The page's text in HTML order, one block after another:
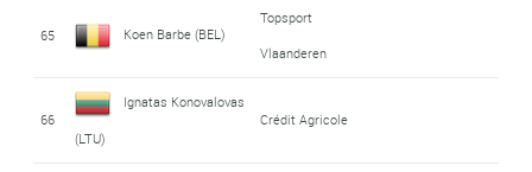
65 Koen Barbe (BEL)
Topsport
Vlaanderen
66
Ignatas Konovalovas
(LTU)
Crédit Agricole